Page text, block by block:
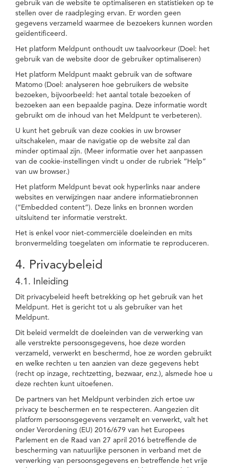
gebruik van de website te optimaliseren en statistieken op te
stellen over de raadpleging ervan. Er worden geen
gegevens verzameld waarmee de bezoekers kunnen worden
geïdentificeerd.
Het platform Meldpunt onthoudt uw taalvoorkeur (Doel: het
gebruik van de website door de gebruiker optimaliseren)
Het platform Meldpunt maakt gebruik van de software
Matomo (Doel: analyseren hoe gebruikers de website
bezoeken, bijvoorbeeld: het aantal totale bezoeken of
bezoeken aan een bepaalde pagina. Deze informatie wordt
gebruikt om de inhoud van het Meldpunt te verbeteren).
U kunt het gebruik van deze cookies in uw browser
uitschakelen, maar de navigatie op de website zal dan
minder optimaal zijn. (Meer informatie over het aanpassen
van de cookie-instellingen vindt u onder de rubriek “Help”
van uw browser.)
Het platform Meldpunt bevat ook hyperlinks naar andere
websites en verwijzingen naar andere informatiebronnen
(“Embedded content”). Deze links en bronnen worden
uitsluitend ter informatie verstrekt.
Het is enkel voor niet-commerciële doeleinden en mits
bronvermelding toegelaten om informatie te reproduceren.
4. Privacybeleid
4.1. Inleiding
Dit privacybeleid heeft betrekking op het gebruik van het
Meldpunt. Het is gericht tot u als gebruiker van het
Meldpunt.
Dit beleid vermeldt de doeleinden van de verwerking van
alle verstrekte persoonsgegevens, hoe deze worden
verzameld, verwerkt en beschermd, hoe ze worden gebruikt
en welke rechten u ten aanzien van deze gegevens hebt
(recht op inzage, rechtzetting, bezwaar, enz.), alsmede hoe u
deze rechten kunt uitoefenen.
De partners van het Meldpunt verbinden zich ertoe uw
privacy te beschermen en te respecteren. Aangezien dit
platform persoonsgegevens verzamelt en verwerkt, valt het
onder Verordening (EU) 2016/679 van het Europees
Parlement en de Raad van 27 april 2016 betreffende de
bescherming van natuurlijke personen in verband met de
verwerking van persoonsgegevens en betreffende het vrije